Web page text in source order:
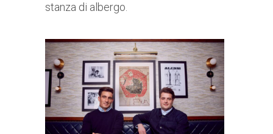
stanza di albergo.